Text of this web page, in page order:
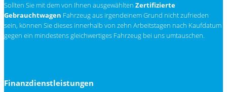
Sollten Sie mit dem von Ihnen ausgewählten Zertifizierte
Gebrauchtwagen Fahrzeug aus irgendeinem Grund nicht zufrieden
sein, können Sie dieses innerhalb von zehn Arbeitstagen nach Kaufdatum
gegen ein mindestens gleichwertiges Fahrzeug bei uns umtauschen.
Finanzdienstleistungen